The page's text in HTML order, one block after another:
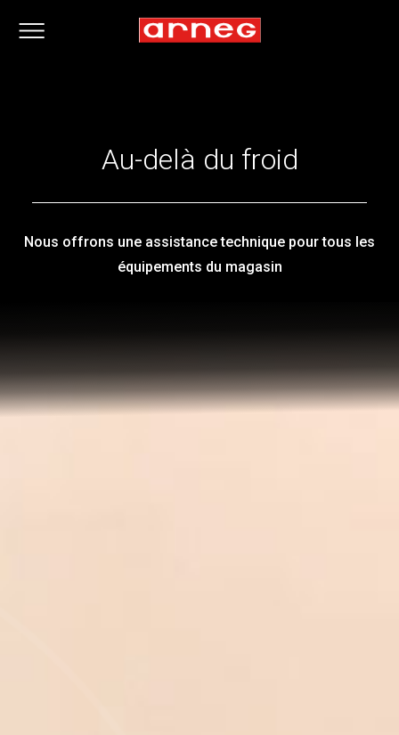
Au-delà du froid
Nous offrons une assistance technique pour tous les
équipements du magasin